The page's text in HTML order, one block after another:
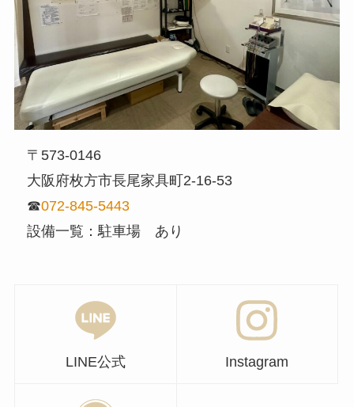
〒573-0146
大阪府枚方市長尾家具町2-16-53
☎︎072-845-5443
設備一覧：駐車場 あり
LINE公式 Instagram